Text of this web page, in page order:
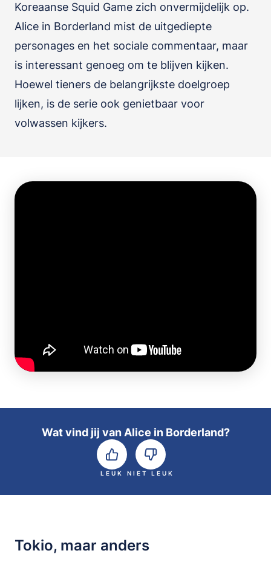
Koreaanse Squid Game zich onvermijdelijk op.
Alice in Borderland mist de uitgediepte
personages en het sociale commentaar, maar
is interessant genoeg om te blijven kijken.
Hoewel tieners de belangrijkste doelgroep
lijken, is de serie ook genietbaar voor
volwassen kijkers.
Wat vind jij van Alice in Borderland?
LEUK NIET LEUK
Tokio, maar anders